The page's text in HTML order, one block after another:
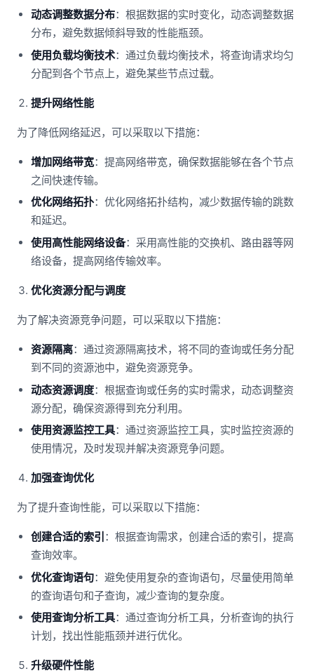
动态调整数据分布：根据数据的实时变化，动态调整数据
分布，避免数据倾斜导致的性能瓶颈。
使用负载均衡技术：通过负载均衡技术，将查询请求均匀
分配到各个节点上，避免某些节点过载。
提升网络性能
为了降低网络延迟，可以采取以下措施：
增加网络带宽：提高网络带宽，确保数据能够在各个节点
之间快速传输。
优化网络拓扑：优化网络拓扑结构，减少数据传输的跳数
和延迟。
使用高性能网络设备：采用高性能的交换机、路由器等网
络设备，提高网络传输效率。
优化资源分配与调度
为了解决资源竞争问题，可以采取以下措施：
资源隔离：通过资源隔离技术，将不同的查询或任务分配
到不同的资源池中，避免资源竞争。
动态资源调度：根据查询或任务的实时需求，动态调整资
源分配，确保资源得到充分利用。
使用资源监控工具：通过资源监控工具，实时监控资源的
使用情况，及时发现并解决资源竞争问题。
加强查询优化
为了提升查询性能，可以采取以下措施：
创建合适的索引 ：根据查询需求，创建合适的索引，提高
查询效率。
优化查询语句：避免使用复杂的查询语句，尽量使用简单
的查询语句和子查询，减少查询的复杂度。
使用查询分析工具：通过查询分析工具，分析查询的执行
计划，找出性能瓶颈并进行优化。
升级硬件性能